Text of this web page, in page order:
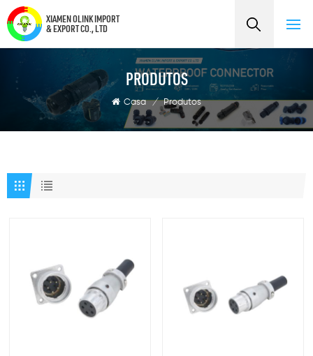
XIAMEN OLINK IMPORT
& EXPORT CO., LTD
PRODUTOS
Casa / Produtos